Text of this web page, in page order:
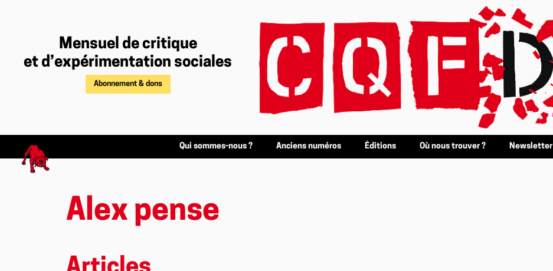
Mensuel de critique
et d’expérimentation sociales
Abonnement & dons
Qui sommes-nous ? Anciens numéros Éditions Où nous trouver ? Newsletter
Alex pense